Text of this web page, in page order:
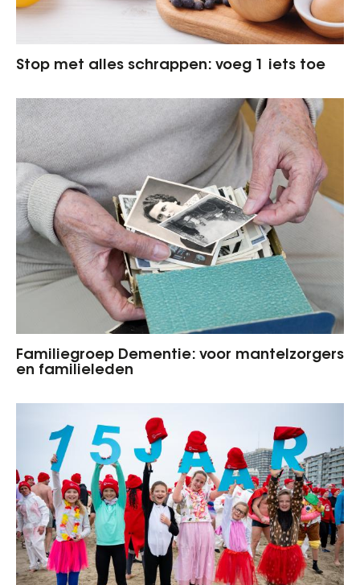
Stop met alles schrappen: voeg 1 iets toe
Familiegroep Dementie: voor mantelzorgers
en familieleden